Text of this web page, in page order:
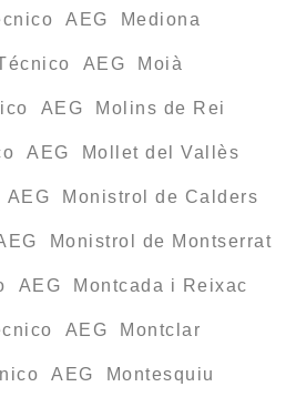
AEG Mediona
AEG Moià
AEG Molins de Rei
AEG Mollet del Vallès
Monistrol de Calders
Monistrol de Montserrat
AEG Montcada i Reixac
AEG Montclar
AEG Montesquiu